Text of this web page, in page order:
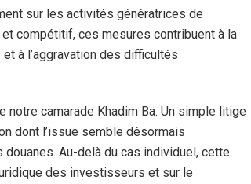
sur les activités génératrices de
compétitif, ces mesures contribuent à la
à l’aggravation des difficultés
camarade Khadim Ba. Un simple litige
dont l’issue semble désormais
Au-delà du cas individuel, cette
des investisseurs et sur le